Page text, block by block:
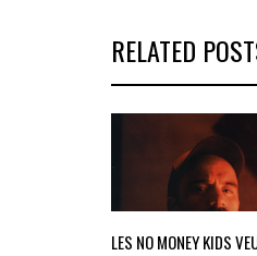
RELATED
LES NO MONEY KIDS